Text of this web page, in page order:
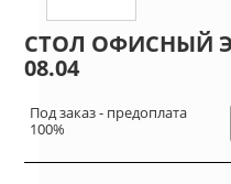
СТОЛ ОФИСНЫЙ
08.04
Под заказ - предоплата
100%